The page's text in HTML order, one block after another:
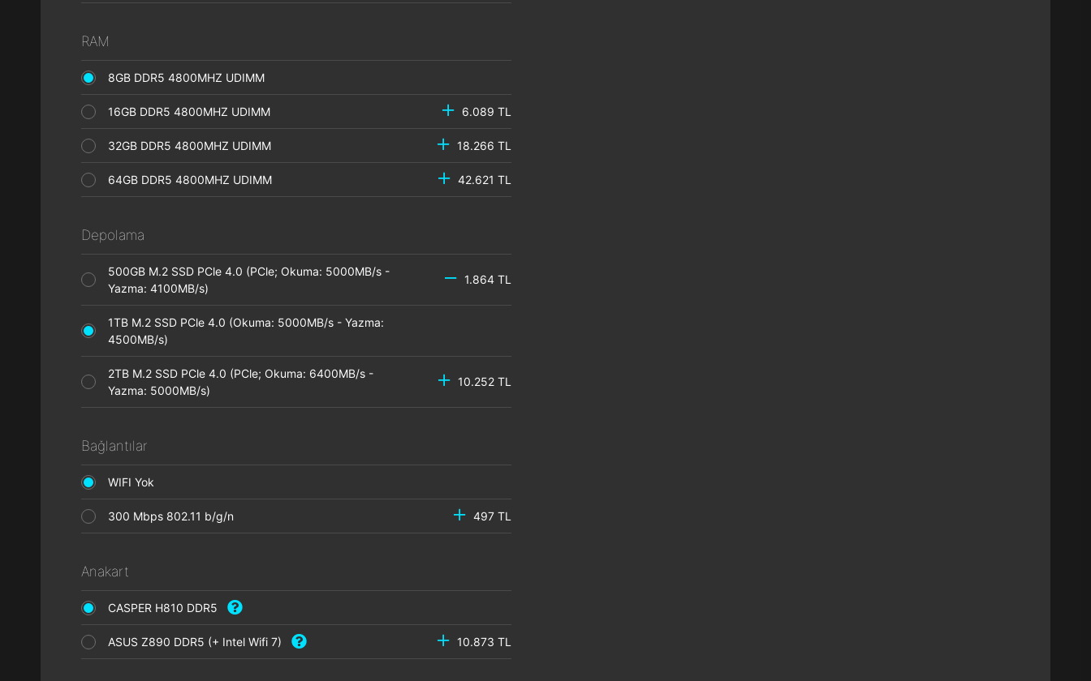
RAM
8GB DDR5 4800MHZ UDIMM
16GB DDR5 4800MHZ UDIMM 6.089 TL
32GB DDR5 4800MHZ UDIMM 18.266 TL
64GB DDR5 4800MHZ UDIMM 42.621 TL
Depolama
500GB M.2 SSD PCle 4.0 (PCle; Okuma: 5000MB/s -
Yazma: 4100MB/s)
1.864 TL
1TB M.2 SSD PCle 4.0 (Okuma: 5000MB/s - Yazma:
4500MB/s)
2TB M.2 SSD PCle 4.0 (PCle; Okuma: 6400MB/s -
Yazma: 5000MB/s)
10.252 TL
Bağlantılar
WIFI Yok
300 Mbps 802.11 b/g/n 497 TL
Anakart
CASPER H810 DDR5
ASUS Z890 DDR5 (+ Intel Wifi 7) 10.873 TL